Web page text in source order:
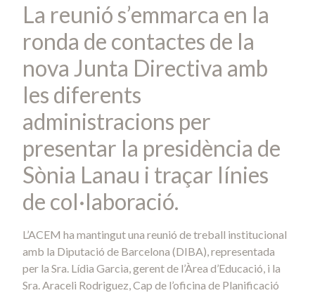
La reunió s’emmarca en la
ronda de contactes de la
nova Junta Directiva amb
les diferents
administracions per
presentar la presidència de
Sònia Lanau i traçar línies
de col·laboració.
L’ACEM ha mantingut una reunió de treball institucional
amb la Diputació de Barcelona (DIBA), representada
per la Sra. Lídia Garcia, gerent de l’Àrea d’Educació, i la
Sra. Araceli Rodriguez, Cap de l’oficina de Planificació